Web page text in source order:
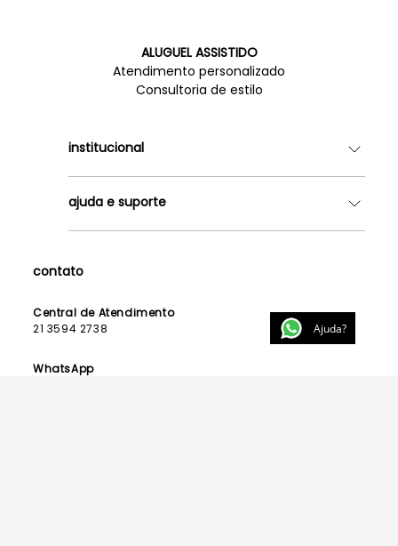
Ajuda?
ALUGUEL ASSISTIDO
Atendimento personalizado
Consultoria de estilo
institucional
Lojas
Como Funciona
Lista de Formandas
ajuda e suporte
Política de Privacidade
contato
Central de Atendimento
21 3594 2738
WhatsApp